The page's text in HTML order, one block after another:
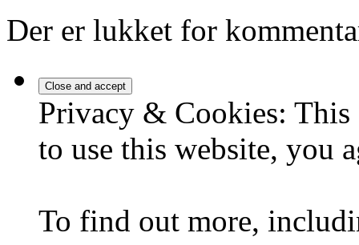
Der er lukket for
Privacy & Cookies:
to use this website, you
To find out more,